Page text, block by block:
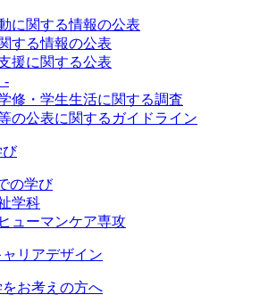
に関する情報の公表
する情報の公表
援に関する公表
-
修・学生生活に関する調査
の公表に関するガイドライン
の学び
学科
ューマンケア専攻
リアデザイン
お考えの方へ